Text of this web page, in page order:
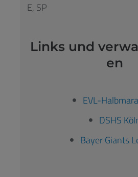
E, SP
Links und
en
EVL-
DSHS
Bayer Giants